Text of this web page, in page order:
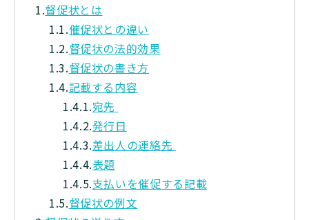
1.督促状とは
1.1.催促状との違い
1.2.督促状の法的効果
1.3.督促状の書き方
1.4.記載する内容
1.4.1.宛先
1.4.2.発行日
1.4.3.差出人の連絡先
1.4.4.表題
1.4.5.支払いを催促する記載
1.5.督促状の例文